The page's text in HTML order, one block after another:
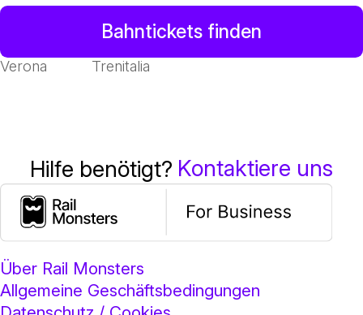
Bahntickets finden
Verona Trenitalia
Hilfe benötigt? Kontaktiere uns
Über Rail Monsters
Allgemeine Geschäftsbedingungen